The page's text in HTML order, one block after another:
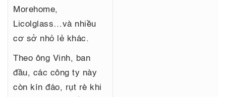
Morehome,
Licolglass…và nhiều
cơ sở nhỏ lẻ khác.
Theo ông Vinh, ban
đầu, các công ty này
còn kín đáo, rụt rè khi